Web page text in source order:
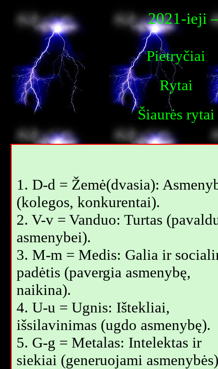
2021-ieji
Pietryčiai
Rytai
Šiaurės rytai
1. D-d = Žemė(dvasia):
(kolegos, konkurentai).
2. V-v = Vanduo: Turtas
asmenybei).
3. M-m = Medis: Galia ir
padėtis (pavergia asmenybę,
naikina).
4. U-u = Ugnis: Ištekliai,
išsilavinimas (ugdo asmenybę).
5. G-g = Metalas: Intelektas ir
siekiai (generuojami